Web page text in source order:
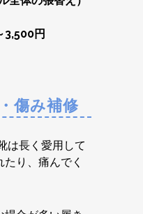
円
傷み補修
は長く愛用して
り、痛んでく